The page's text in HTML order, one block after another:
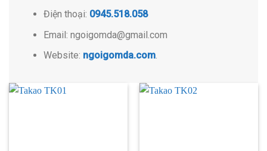
Điện thoại: 0945.518.058
Email: ngoigomda@gmail.com
Website: ngoigomda.com.